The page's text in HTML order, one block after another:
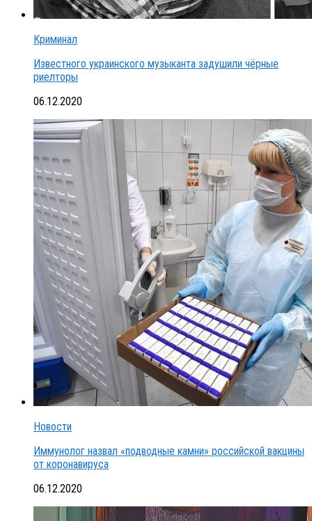
Криминал
Известного украинского музыканта задушили чёрные
риелторы
06.12.2020
Новости
Иммунолог назвал «подводные камни» российской вакцины
от коронавируса
06.12.2020